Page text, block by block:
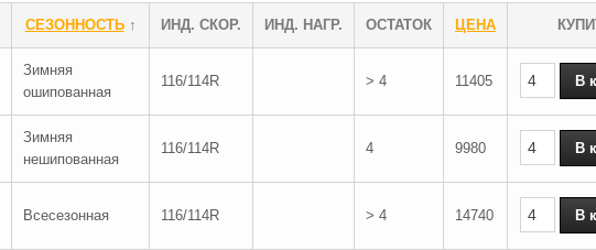
СЕЗОННОСТЬ↑ ИНД. СКОР. ИНД. НАГР. ОСТАТОК ЦЕНА
Зимняя
ошипованная
116/114R > 4 11405
Зимняя
нешипованная
116/114R 4 9980
Всесезонная 116/114R > 4 14740